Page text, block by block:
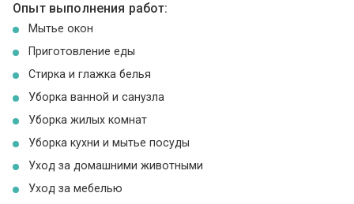
Опыт выполнения работ:
Мытье окон
Приготовление еды
Стирка и глажка белья
Уборка ванной и санузла
Уборка жилых комнат
Уборка кухни и мытье посуды
Уход за домашними животными
Уход за мебелью